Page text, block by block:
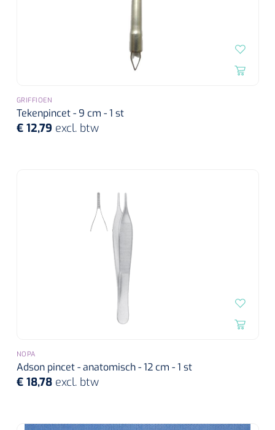
Hydrocolloïden
Paraffine verbanden
Siliconen verbanden
Watten
GRIFFIOEN
Tekenpincet - 9 cm - 1 st
€ 12,79 excl. btw
NOPA
Adson pincet - anatomisch - 12 cm - 1 st
€ 18,78 excl. btw